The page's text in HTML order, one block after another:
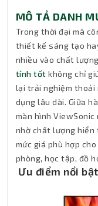
MÔ TẢ DANH
Trong thời đại mà
thiết kế sáng tạo
nhiều vào chất
tính tốt không chỉ
lại trải nghiệm thoải
dụng lâu dài. Giữa
màn hình
nhờ chất lượng hiển
mức giá phù hợp
phòng, học tập, đồ
Ưu điểm nổi